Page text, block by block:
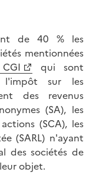
de 40 % les
mentionnées
qui sont
l'impôt sur les
des revenus
(SA), les
(SCA), les
(SARL) n'ayant
des sociétés de
objet.